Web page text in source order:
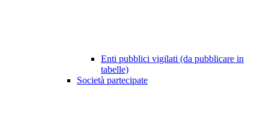
Enti pubblici vigilati (da pubblicare in
tabelle)
Società partecipate